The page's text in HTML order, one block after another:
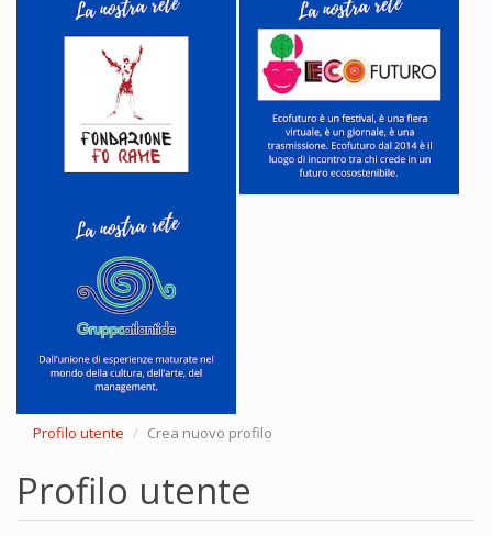
Profilo utente Crea nuovo profilo
Profilo utente